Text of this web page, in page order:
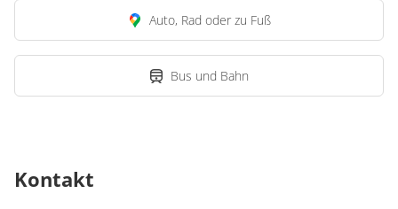
Auto, Rad oder zu Fuß
Bus und Bahn
Kontakt